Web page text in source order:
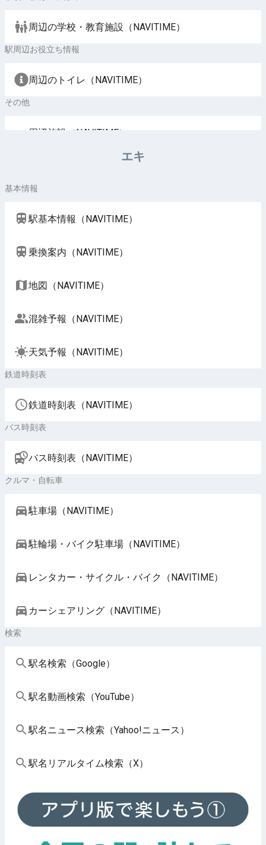
周辺の学校・教育施設（NAVITIME）
駅周辺お役立ち情報
周辺のトイレ（NAVITIME）
その他
周辺施設（NAVITIME）
エキ
基本情報
駅基本情報（NAVITIME）
乗換案内（NAVITIME）
地図（NAVITIME）
混雑予報（NAVITIME）
天気予報（NAVITIME）
鉄道時刻表
鉄道時刻表（NAVITIME）
バス時刻表
バス時刻表（NAVITIME）
クルマ・自転車
駐車場（NAVITIME）
駐輪場・バイク駐車場（NAVITIME）
レンタカー・サイクル・バイク（NAVITIME）
カーシェアリング（NAVITIME）
検索
駅名検索（Google）
駅名動画検索（YouTube）
駅名ニュース検索（Yahoo!ニュース）
駅名リアルタイム検索（X）